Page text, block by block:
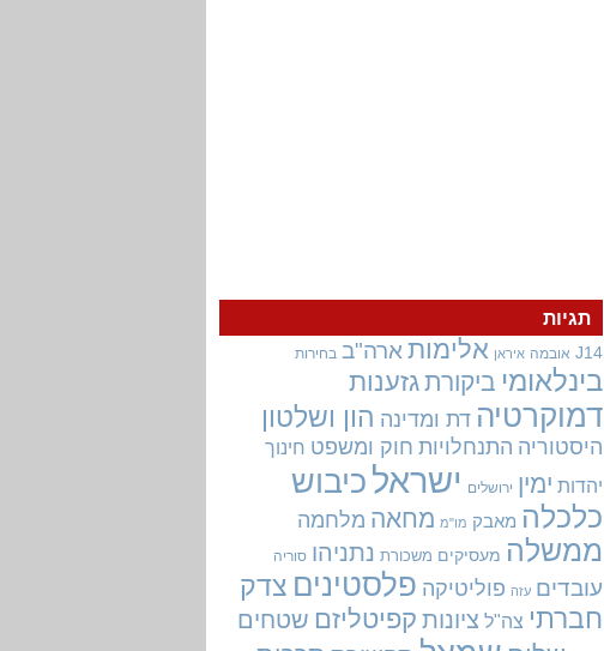
תגיות
J14 אובמה איראן אלימות ארה"ב בחירות
בינלאומי ביקורתגזענות
דמוקרטיה דת ומדינה הון ושלטון
היסטוריה התנחלויות חוק ומשפט חינוך
יהדות ימין ירושלים ישראל כיבוש
כלכלה מאבק מו"מ מחאה מלחמה
ממשלה מעסיקים משכורת נתניהו סוריה
עובדים עזה פוליטיקה פלסטינים צדק
חברתי צה"ל ציונות קפיטליזם שטחים